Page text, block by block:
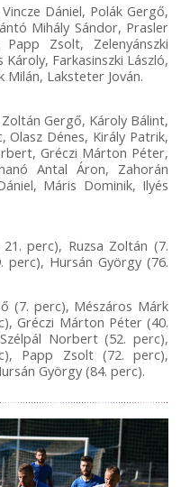
Dániel, Polák Gergő,
Mihály Sándor, Prasler
Zsolt, Zelenyánszki
Károly, Farkasinszki László,
Milán, Laksteter Jován.
Gergő, Károly Bálint,
Olasz Dénes, Király Patrik,
Gréczi Márton Péter,
Antal Áron, Zahorán
Máris Dominik, Ilyés
perc), Ruzsa Zoltán (7.
perc), Hursán György (76.
(7. perc), Mészáros Márk
Gréczi Márton Péter (40.
Norbert (52. perc),
Papp Zsolt (72. perc),
György (84. perc).